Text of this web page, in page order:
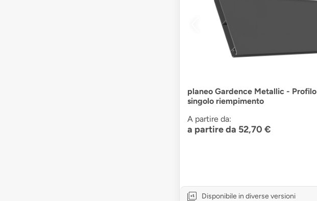
planeo Gardence Metallic - Profilo
singolo riempimento
A partire da:
a partire da 52,70 €
Disponibile in diverse versioni